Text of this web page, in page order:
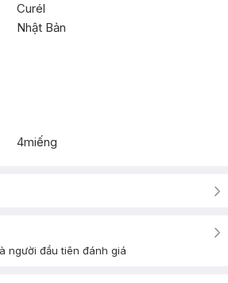
Curél
Nhật Bản
4miếng
người đầu tiên đánh giá